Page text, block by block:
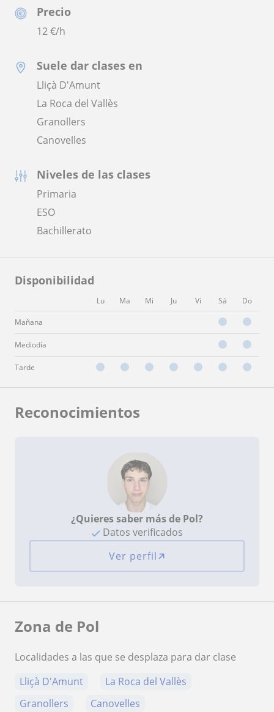
Precio
12€/h
Suele dar clases en
Lliçà D'Amunt
La Roca del Vallès
Granollers
Canovelles
Niveles de las clases
Primaria
ESO
Bachillerato
Disponibilidad
Lu Ma Mi Ju Vi Sá Do
Mañana
Mediodía
Tarde
Reconocimientos
¿Quieres saber más de Pol?
Datos verificados
Ver perfil
Zona de Pol
Localidades a las que se desplaza para dar clase
Lliçà D'Amunt
La Roca del Vallès
Granollers
Canovelles